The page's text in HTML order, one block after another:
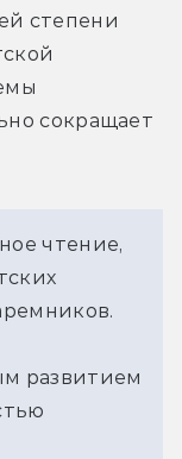
степени
сокращает
чтение,
развитием